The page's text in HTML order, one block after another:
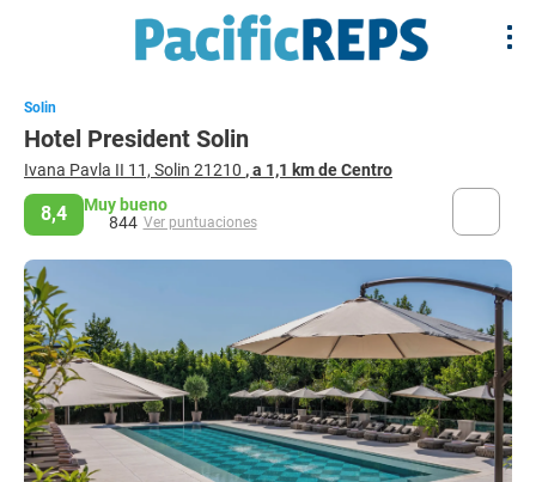
Solin
Hotel President Solin
Ivana Pavla II 11, Solin 21210 , a 1,1 km de Centro
8,4
Muy bueno
844 Ver puntuaciones